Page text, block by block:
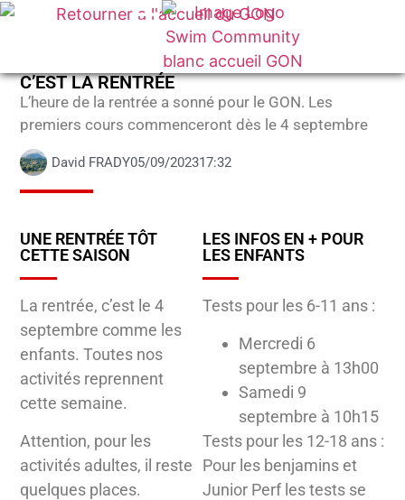
C’EST LA RENTRÉE
L’heure de la rentrée a sonné pour le GON. Les
premiers cours commenceront dès le 4 septembre
David FRADY05/09/202317:32
UNE RENTRÉE TÔT
CETTE SAISON
La rentrée, c’est le 4
septembre comme les
enfants. Toutes nos
activités reprennent
cette semaine.
Attention, pour les
activités adultes, il reste
quelques places.
LES INFOS EN + POUR
LES ENFANTS
Tests pour les 6-11 ans :
Mercredi 6
septembre à 13h00
Samedi 9
septembre à 10h15
Tests pour les 12-18 ans :
Pour les benjamins et
Junior Perf les tests se